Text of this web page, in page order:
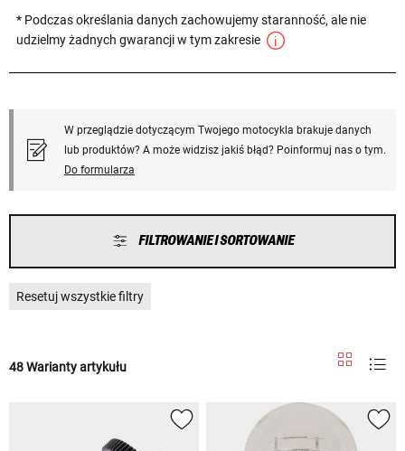
* Podczas określania danych zachowujemy staranność, ale nie
udzielmy żadnych gwarancji w tym zakresie
W przeglądzie dotyczącym Twojego motocykla brakuje danych
lub produktów? A może widzisz jakiś błąd? Poinformuj nas o tym.
Do formularza
FILTROWANIE I SORTOWANIE
Resetuj wszystkie filtry
48 Warianty artykułu